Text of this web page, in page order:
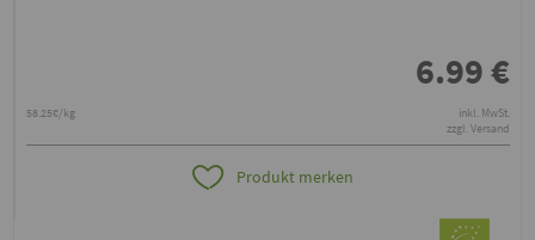
6.99€
58.25€/kg
inkl. MwSt.
zzgl. Versand
Produkt merken